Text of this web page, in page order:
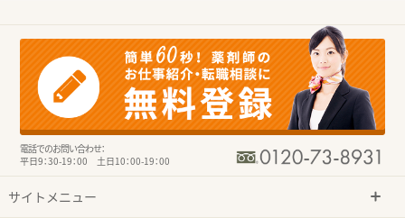
電話でのお問い合わせ：
平日9：30-19：00 土日10：00-19：00
サイトメニュー